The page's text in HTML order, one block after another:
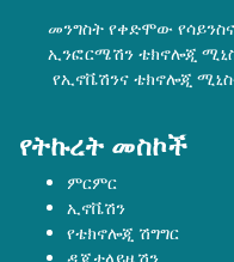
መንግስት የቀድሞው
ኢንፎርሜሽን ቴክኖሎጂ
የኢኖቬሽንና ቴክኖሎጂ
የትኩረት መስኮች
ምርምር
ኢኖቬሽን
የቴክኖሎጂ ሽግግር